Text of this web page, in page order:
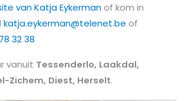
van Katja Eykermanof kom in
katja.eykerman@telenet.be of
32 38
vanuit Tessenderlo, Laakdal,
Zichem, Diest, Herselt.